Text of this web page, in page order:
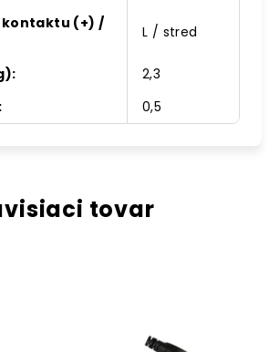
(+) /
L / stred
:
2,3
: 0,5
tovar